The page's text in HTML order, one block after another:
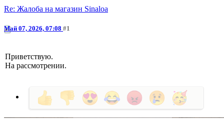
Re: Жалоба на магазин Sinaloa
Май 07, 2026, 07:08 #1
Приветствую.
На рассмотрении.